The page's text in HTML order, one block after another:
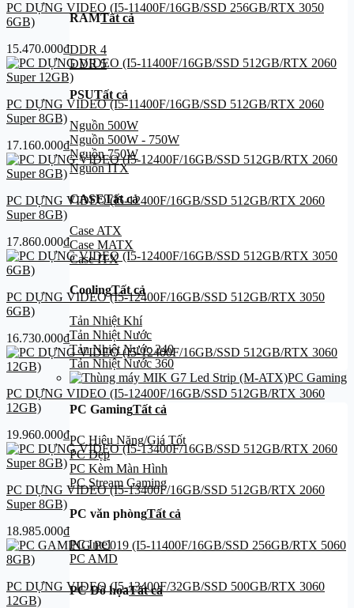
RAMTất cả
DDR 4
DDR 5
PSUTất cả
Nguồn 500W
Nguồn 500W - 750W
Nguồn 750W
Nguồn ITX
CASETất cả
Case ATX
Case MATX
Case ITX
CoolingTất cả
Tản Nhiệt Khí
Tản Nhiệt Nước
Tản Nhiệt Nước 240
Tản Nhiệt Nước 360
PC Gaming
PC GamingTất cả
PC Hiệu Năng/Giá Tốt
PC Đẹp
PC Kèm Màn Hình
PC Stream Gaming
PC văn phòngTất cả
PC Intel
PC AMD
PC Đồ họaTất cả
PC DỰNG VIDEO (I5-11400F/16GB/SSD 256GB/RTX 3050
6GB)
15.470.000₫
PC DỰNG VIDEO (I5-11400F/16GB/SSD 512GB/RTX 2060
Super 8GB)
17.160.000₫
PC DỰNG VIDEO (I5-12400F/16GB/SSD 512GB/RTX 2060
Super 8GB)
17.860.000₫
PC DỰNG VIDEO (I5-12400F/16GB/SSD 512GB/RTX 3050
6GB)
16.730.000₫
PC DỰNG VIDEO (I5-12400F/16GB/SSD 512GB/RTX 3060
12GB)
19.960.000₫
PC DỰNG VIDEO (I5-13400F/16GB/SSD 512GB/RTX 2060
Super 8GB)
18.985.000₫
PC DỰNG VIDEO (I5-13400F/32GB/SSD 500GB/RTX 3060
12GB)